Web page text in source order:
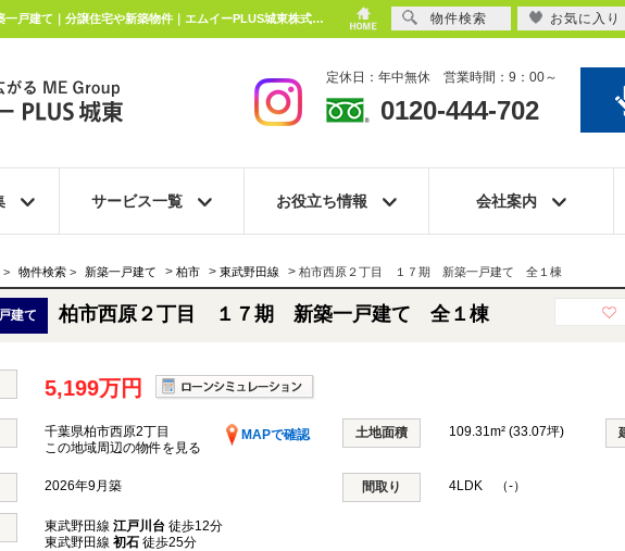
柏市西原２丁目 １７期 新築一戸建て 全１棟 千葉県柏市西原2丁目｜5,199万円の新築一戸建て｜分譲住宅や新築物件｜エムイーPLUS城東株式会社
定休日：年中無休 営業時間：9：00～
0120-444-702
サービス一覧 お役立ち情報 会社案内
> 物件検索 > 新築一戸建て > 柏市 > 東武野田線 > 柏市西原２丁目 １７期 新築一戸建て 全１棟
建て 柏市西原２丁目 １７期 新築一戸建て 全１棟
5,199万円
千葉県柏市西原2丁目
MAPで確認
この地域周辺の物件を見る
土地面積 109.31m² (33.07坪)
2026年9月築 間取り 4LDK （-）
東武野田線 江戸川台 徒歩12分
東武野田線 初石 徒歩25分
物件検索 お気に入り